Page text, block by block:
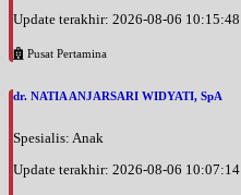
Update terakhir: 2026-08-06 10:15:48
Pusat Pertamina
dr. NATIA ANJARSARI WIDYATI, SpA
Spesialis: Anak
Update terakhir: 2026-08-06 10:07:14